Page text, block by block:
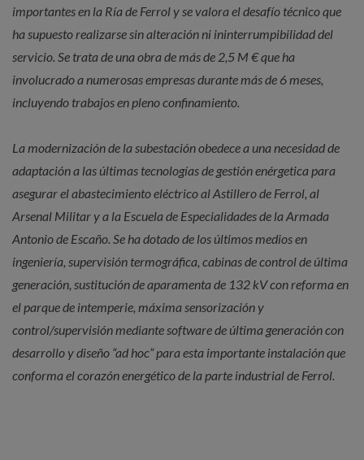
importantes en la Ría de Ferrol y se valora el desafío técnico que
ha supuesto realizarse sin alteración ni ininterrumpibilidad del
servicio. Se trata de una obra de más de 2,5 M € que ha
involucrado a numerosas empresas durante más de 6 meses,
incluyendo trabajos en pleno confinamiento.
La modernización de la subestación obedece a una necesidad de
adaptación a las últimas tecnologías de gestión enérgetica para
asegurar el abastecimiento eléctrico al Astillero de Ferrol, al
Arsenal Militar y a la Escuela de Especialidades de la Armada
Antonio de Escaño. Se ha dotado de los últimos medios en
ingeniería, supervisión termográfica, cabinas de control de última
generación, sustitución de aparamenta de 132 kV con reforma en
el parque de intemperie, máxima sensorización y
control/supervisión mediante software de última generación con
desarrollo y diseño “ad hoc” para esta importante instalación que
conforma el corazón energético de la parte industrial de Ferrol.